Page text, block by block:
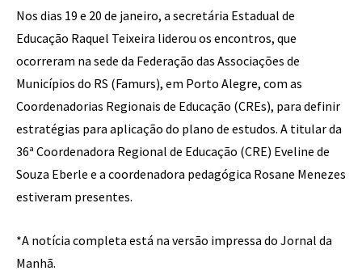
Nos dias 19 e 20 de janeiro, a secretária Estadual de
Educação Raquel Teixeira liderou os encontros, que
ocorreram na sede da Federação das Associações de
Municípios do RS (Famurs), em Porto Alegre, com as
Coordenadorias Regionais de Educação (CREs), para definir
estratégias para aplicação do plano de estudos. A titular da
36ª Coordenadora Regional de Educação (CRE) Eveline de
Souza Eberle e a coordenadora pedagógica Rosane Menezes
estiveram presentes.
*A notícia completa está na versão impressa do Jornal da
Manhã.